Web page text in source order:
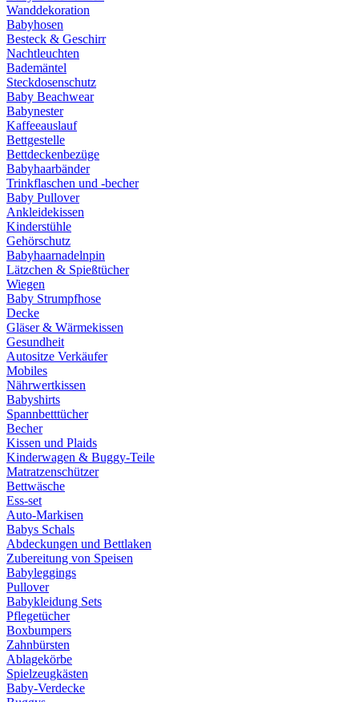
Wanddekoration
Babyhosen
Besteck & Geschirr
Nachtleuchten
Bademäntel
Steckdosenschutz
Baby Beachwear
Babynester
Kaffeeauslauf
Bettgestelle
Bettdeckenbezüge
Babyhaarbänder
Trinkflaschen und -becher
Baby Pullover
Ankleidekissen
Kinderstühle
Gehörschutz
Babyhaarnadelnpin
Lätzchen & Spießtücher
Wiegen
Baby Strumpfhose
Decke
Gläser & Wärmekissen
Gesundheit
Autositze Verkäufer
Mobiles
Nährwertkissen
Babyshirts
Spannbetttücher
Becher
Kissen und Plaids
Kinderwagen & Buggy-Teile
Matratzenschützer
Bettwäsche
Ess-set
Auto-Markisen
Babys Schals
Abdeckungen und Bettlaken
Zubereitung von Speisen
Babyleggings
Pullover
Babykleidung Sets
Pflegetücher
Boxbumpers
Zahnbürsten
Ablagekörbe
Spielzeugkästen
Baby-Verdecke